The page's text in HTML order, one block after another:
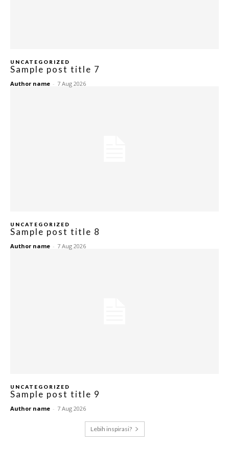
UNCATEGORIZED
Sample post title 7
Author name - 7 Aug 2026
UNCATEGORIZED
Sample post title 8
Author name - 7 Aug 2026
UNCATEGORIZED
Sample post title 9
Author name - 7 Aug 2026
Lebih inspirasi?